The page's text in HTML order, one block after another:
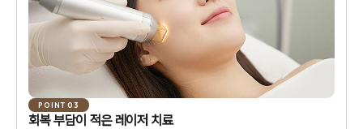
POINT 03
회복 부담이 적은 레이저 치료